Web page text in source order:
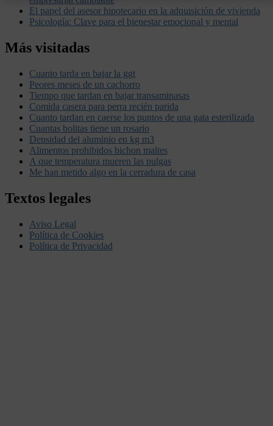
El papel del asesor hipotecario en la adquisición de vivienda
Psicología: Clave para el bienestar emocional y mental
Más visitadas
Cuanto tarda en bajar la ggt
Peores meses de un cachorro
Tiempo que tardan en bajar transaminasas
Comida casera para perra recién parida
Cuanto tardan en caerse los puntos de una gata esterilizada
Cuantas bolitas tiene un rosario
Densidad del aluminio en kg m3
Alimentos prohibidos bichon maltes
A que temperatura mueren las pulgas
Me han metido algo en la cerradura de casa
Textos legales
Aviso Legal
Política de Cookies
Política de Privacidad